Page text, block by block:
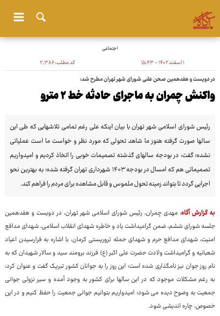
اجتماعی
۱ اسفند ۱۴۰۲ - ۱۵:۴۳ کد مطلب:۲٬۳۸۶
در دویست و هفدهمین صحن علنی شورای شهر تهران مطرح شد:
واکنش چمران به ماجرای حادثه خط ۲ مترو
رئیس شورای اسلامی شهر تهران با بیان اینکه علی رغم تمامی تلاشهایی که طی این
سالها صورت گرفته هنوز ما شاهد تحولی که مورد نظر و خواست ما است عملیاتی
نشده؛ گفت: در بودجه سالهای گذشته تصمیمات خوبی را اتخاذ کردیم و امیدواریم
تصمیماتی هم که امسال در بودجه ۱۴۰۳ شهرداری تهران گرفته شده؛ به بهترین نحو
اجرایی گردد تا بتواند زمینه تحول ملموس و قابل مشاهده برای مردم را فراهم کند.
به گزارش آگاه: مهدی چمران، رئیس شورای اسلامی شهر تهران، در دویست و هفدهمین
جلسه شورای ششم، ضمن گرامیداشت یاد و خاطره شهدای انقلاب اسلامی، شهدای مدافع
امنیت، شهدای مدافع حرم و شهدای حمله تروریستی کرمان، با اشاره به فرارسیدن اعیاد
شعبانیه و گرامیداشت ولادت حضرت علی اکبر (ع) فرزند برومند سید و سالار شهیدان که به
نام روز جوان نیز نامگذاری شده است؛ این روز را به جوانان کشور تبریک گفت و عنوان کرد:
به رغم مشکلات موجود که در این سالها برای کشور به وجود آمده و سیر نزولی جوانی
جمعیت به وضوح دیده می شود؛ امیدواریم بتوانیم جوانی جمعیت را حفظ کنیم و در این
خصوص، چاره اندیشی شود.